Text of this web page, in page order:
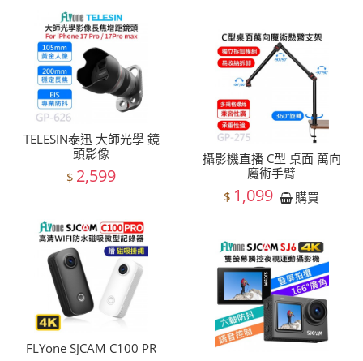
TELESIN泰迅 大師光學 鏡
頭影像
$ 2,599
攝影機直播 C型 桌面 萬向
魔術手臂
$ 1,099 購買
FLYone SJCAM C100 PR